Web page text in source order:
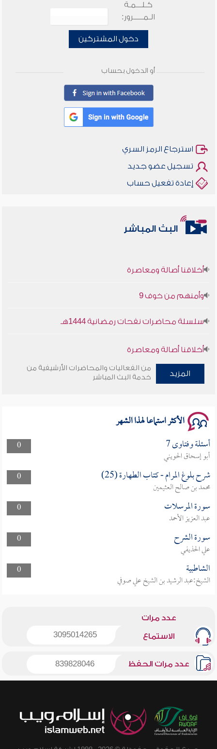
كـلـــمـة
الـمـــــرور:
دخول المشتركين
أو الدخول بحساب
استرجاع الرمز السري
تسجيل عضو جديد
إعادة تفعيل حساب
البث المباشر
أخلاقنا أصالة ومعاصرة
وأمنهم من خوف 9
سلسلة محاضرات نفحات رمضانية 1444هـ
أخلاقنا أصالة ومعاصرة
وأمنهم من خوف 9
المزيد
من الفعاليات والمحاضرات الأرشيفية من
خدمة البث المباشر
الأكثر استماعا لهذا الشهر
0 أسئلة وفتاوى 7
أبو إسحاق الحويني
0
شرح بلوغ المرام - كتاب الطهارة (25)
محمد بن صالح العثيمين
0
سورة المرسلات
عبد العزيز الأحمد
0
سورة الشرح
علي الحذيفي
0
الشاطبية
الشيخ:عبد الرشيد بن الشيخ علي صوفي
عدد مرات
الاستماع 3095014265
عدد مرات الحفظ 839828046